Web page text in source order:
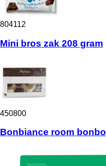
804112
Mini bros zak 208 gram
450800
Bonbiance room